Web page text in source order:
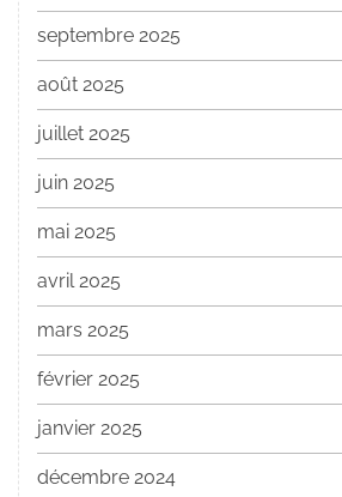
septembre 2025
août 2025
juillet 2025
juin 2025
mai 2025
avril 2025
mars 2025
février 2025
janvier 2025
décembre 2024